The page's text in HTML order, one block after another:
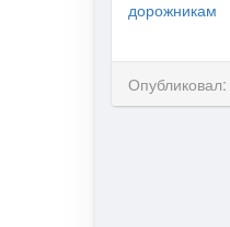
Опубликовал: